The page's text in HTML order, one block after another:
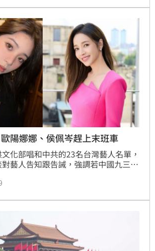
。
陽娜娜、侯佩岑趕上末班車
化部唱和中共的23名台灣藝人名單，
藝人告知跟告誡，強調若中國九三閱
中共官媒央視新聞昨（3）日在微博
仁、伊能靜、吳奇隆、黃安等多台灣
台灣粉絲相當失望，而原本遲遲沒有
、侯佩岑也趕上「末班車」轉發了。